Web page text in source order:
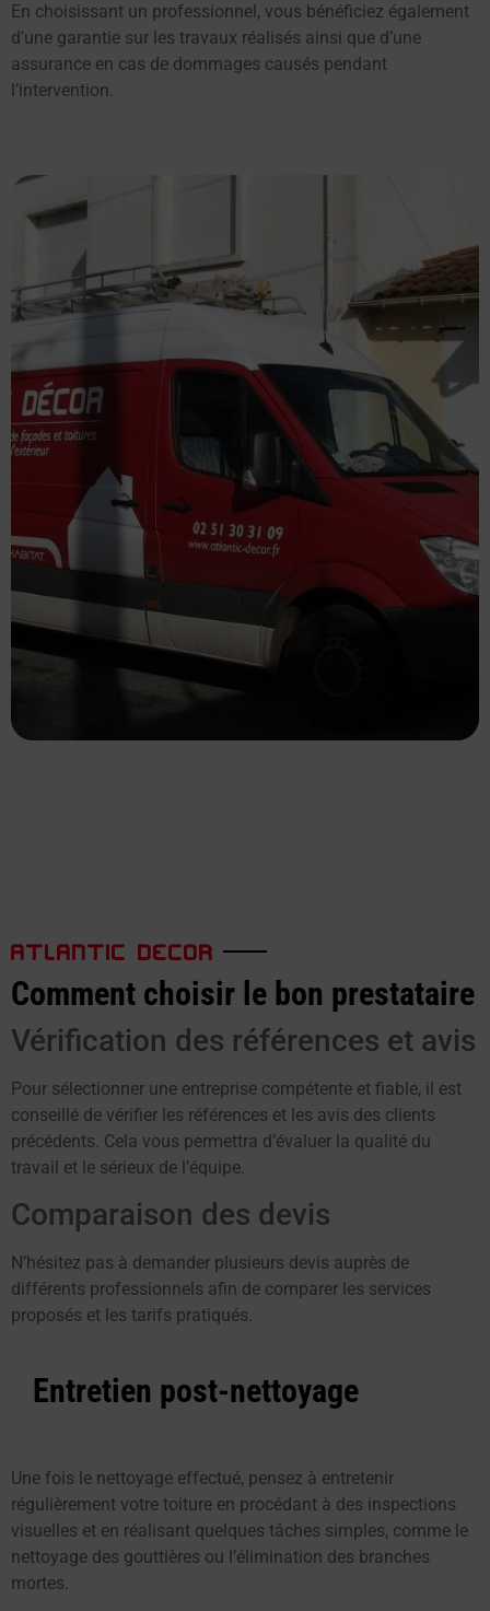
En choisissant un professionnel, vous bénéficiez également
d’une garantie sur les travaux réalisés ainsi que d’une
assurance en cas de dommages causés pendant
l’intervention.
ATLANTIC DECOR
Comment choisir le bon prestataire
Vérification des références et avis
Pour sélectionner une entreprise compétente et fiable, il est
conseillé de vérifier les références et les avis des clients
précédents. Cela vous permettra d’évaluer la qualité du
travail et le sérieux de l’équipe.
Comparaison des devis
N’hésitez pas à demander plusieurs devis auprès de
différents professionnels afin de comparer les services
proposés et les tarifs pratiqués.
Entretien post-nettoyage
Une fois le nettoyage effectué, pensez à entretenir
régulièrement votre toiture en procédant à des inspections
visuelles et en réalisant quelques tâches simples, comme le
nettoyage des gouttières ou l’élimination des branches
mortes.